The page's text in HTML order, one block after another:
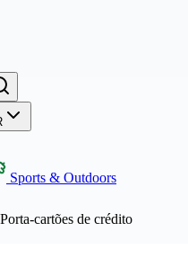
Sports & Outdoors
Porta-cartões de crédito